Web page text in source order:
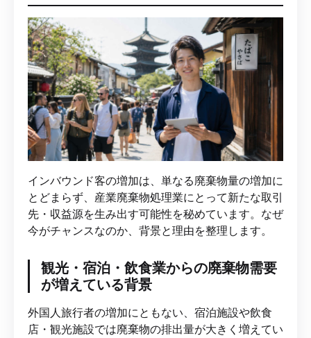
インバウンド客の増加は、単なる廃棄物量の増加に
とどまらず、産業廃棄物処理業にとって新たな取引
先・収益源を生み出す可能性を秘めています。なぜ
今がチャンスなのか、背景と理由を整理します。
観光・宿泊・飲食業からの廃棄物需要
が増えている背景
外国人旅行者の増加にともない、宿泊施設や飲食
店・観光施設では廃棄物の排出量が大きく増えてい